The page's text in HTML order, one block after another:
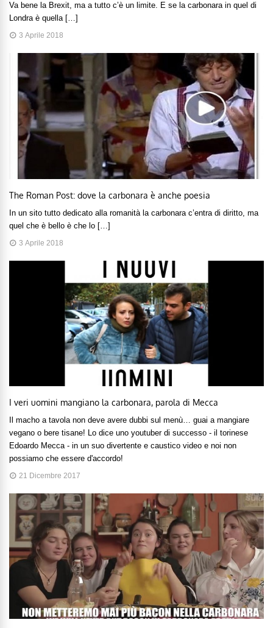
Va bene la Brexit, ma a tutto c’è un limite. E se la carbonara in quel di
Londra è quella […]
3 Aprile 2018
The Roman Post: dove la carbonara è anche poesia
In un sito tutto dedicato alla romanità la carbonara c’entra di diritto, ma
quel che è bello è che lo […]
3 Aprile 2018
I veri uomini mangiano la carbonara, parola di Mecca
Il macho a tavola non deve avere dubbi sul menù… guai a mangiare
vegano o bere tisane! Lo dice uno youtuber di successo - il torinese
Edoardo Mecca - in un suo divertente e caustico video e noi non
possiamo che essere d'accordo!
21 Dicembre 2017